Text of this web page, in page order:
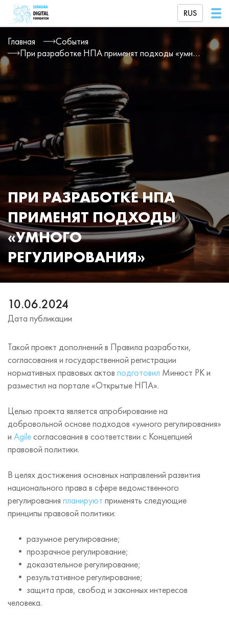
RUS
Главная
События
При разработке НПА применят подходы «умного регулирования»
ПРИ РАЗРАБОТКЕ НПА
ПРИМЕНЯТ ПОДХОДЫ
«УМНОГО
РЕГУЛИРОВАНИЯ»
10.06.2024
Дата публикации
Такой проект дополнений в Правила разработки,
согласования и государственной регистрации
нормативных правовых актов подготовил Минюст РК и
разместил на портале «Открытые НПА».
Целью проекта является апробирование на
добровольной основе подходов «умного регулирования»
и Agileсогласования в соответствии с Концепцией
правовой политики.
В целях достижения основных направлений развития
национального права в сфере ведомственного
регулирования планируют применять следующие
принципы правовой политики:
• разумное регулирование;
• прозрачное регулирование;
• доказательное регулирование;
• результативное регулирование;
• защита прав, свобод и законных интересов
человека.